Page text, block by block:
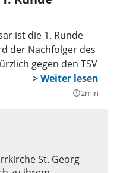
ist die 1. Runde
der Nachfolger des
gegen den TSV
query_builder2min
St. Georg